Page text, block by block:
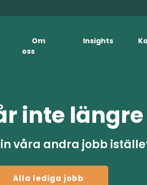
Om
oss
Insights
inte
våra andra jobb
Alla lediga jobb